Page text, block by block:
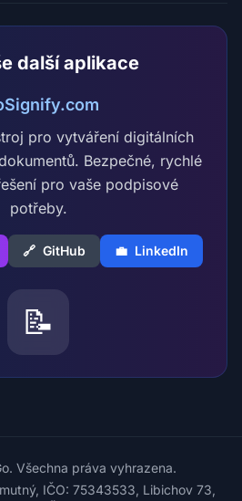
další aplikace
pro vytváření digitálních
Bezpečné, rychlé
pro vaše podpisové
potřeby.
🔗 GitHub 💼 LinkedIn
📝
Všechna práva vyhrazena.
IČO: 75343533, Libichov 73,